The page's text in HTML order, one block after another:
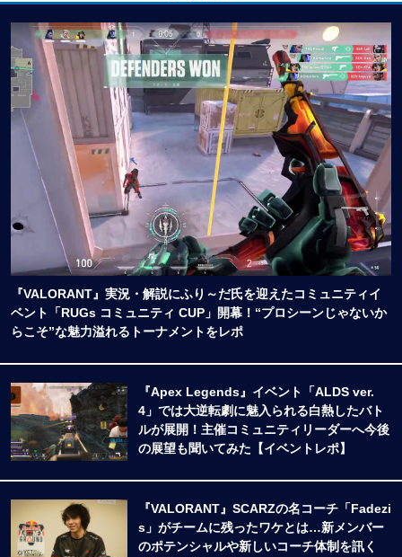
『VALORANT』実況・解説にふり～だ氏を迎えたコミュニティイ
ベント「RUGs コミュニティ CUP」開幕！“プロシーンじゃないか
らこそ”な魅力溢れるトーナメントをレポ
『Apex Legends』イベント「ALDS ver.
4」では大逆転劇に魅入られる白熱したバト
ルが展開！主催コミュニティリーダーへ今後
の展望も聞いてみた【イベントレポ】
『VALORANT』SCARZの名コーチ「Fadezi
s」がチームに残ったワケとは…新メンバー
のポテンシャルや新しいコーチ体制を訊く